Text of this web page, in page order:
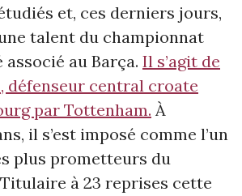
et, ces derniers jours,
talent du championnat
au Barça. Il s’agit de
défenseur central croate
par Tottenham. À
il s’est imposé comme l’un
plus prometteurs du
à 23 reprises cette